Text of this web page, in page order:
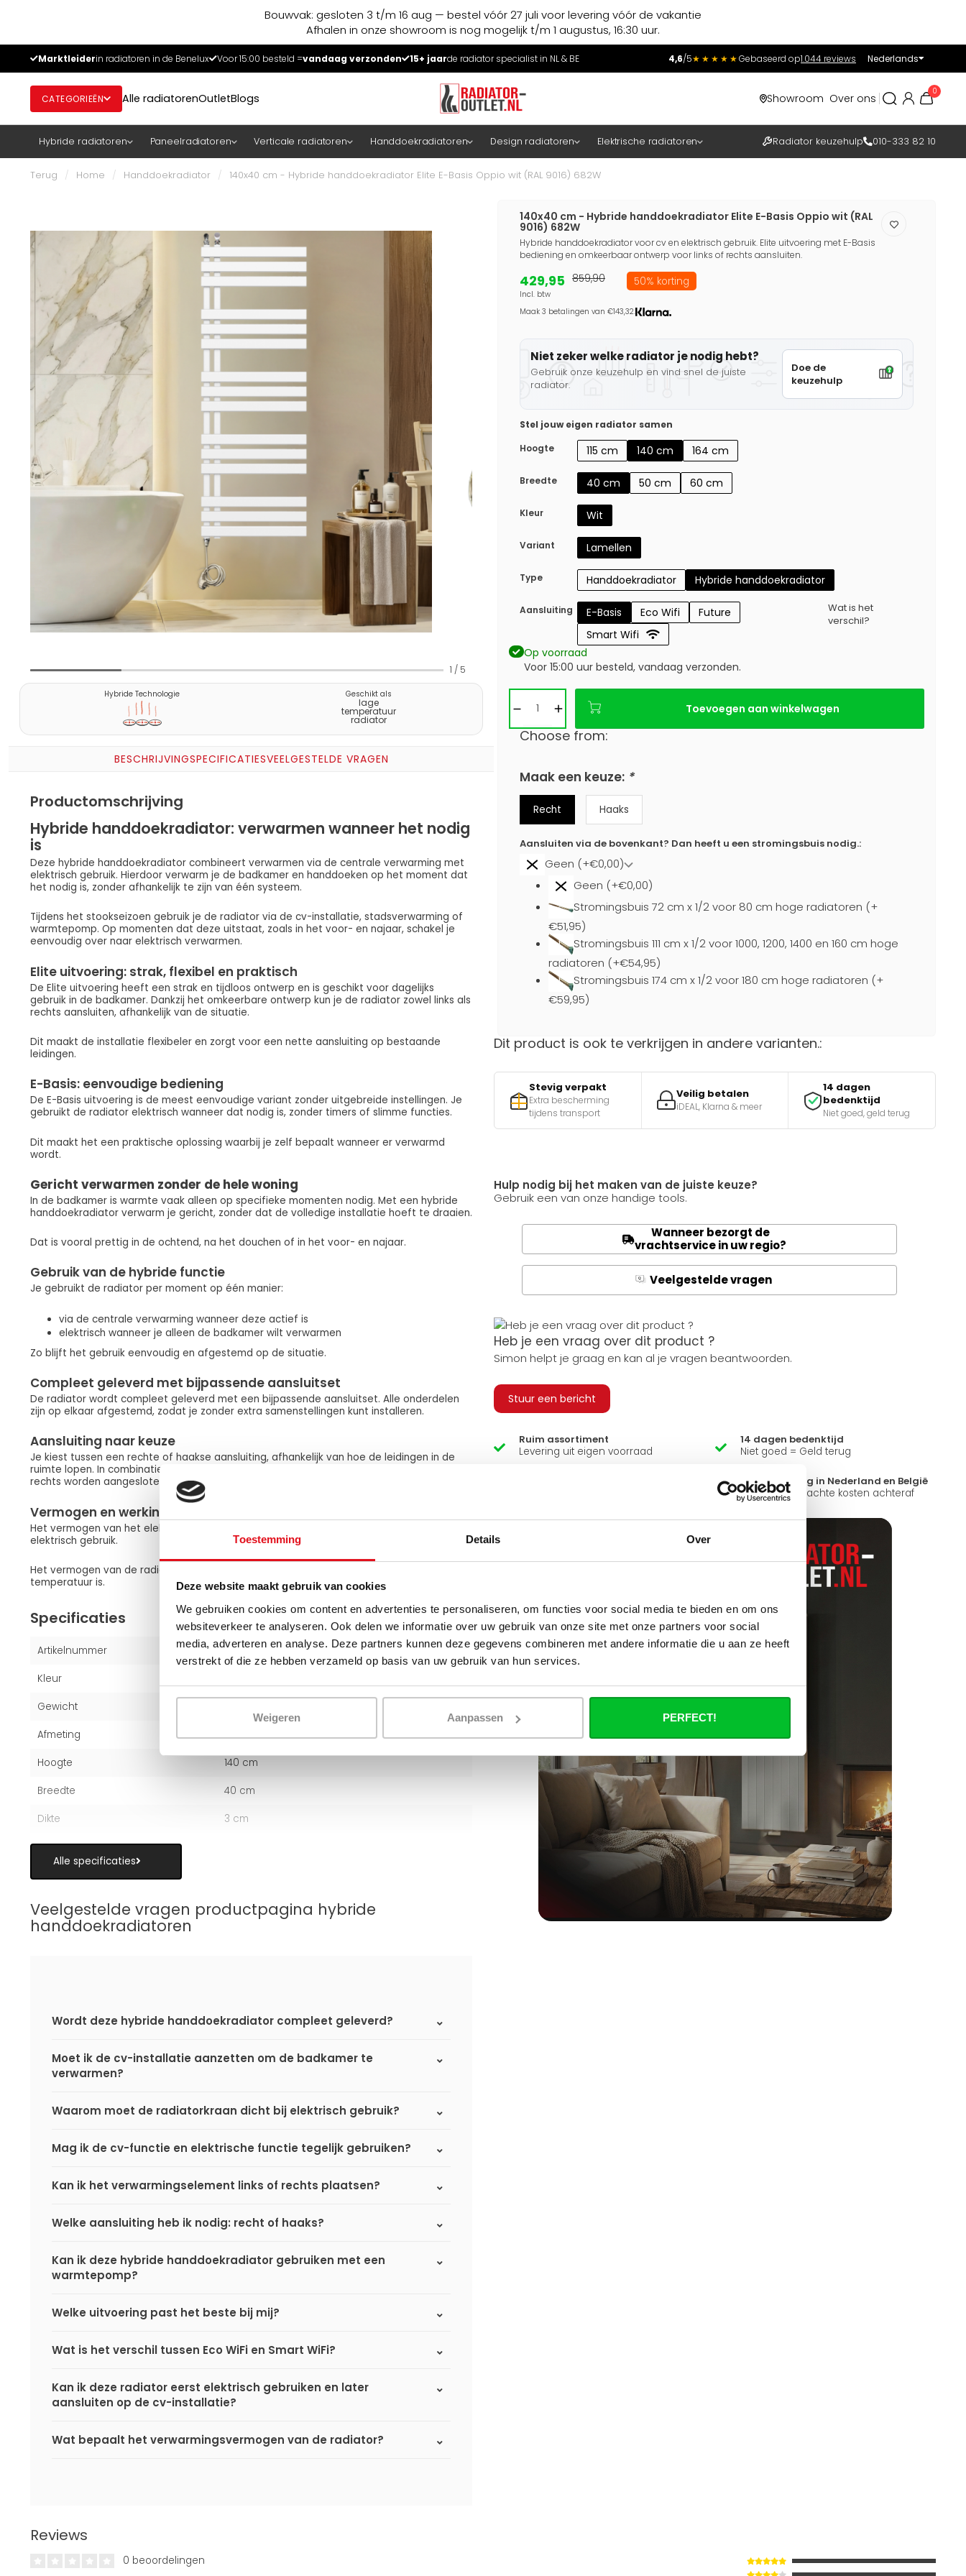
Toestemming Details Over
Deze website maakt gebruik van cookies
We gebruiken cookies om content en advertenties te personaliseren, om functies voor social media te bieden en om ons
websiteverkeer te analyseren. Ook delen we informatie over uw gebruik van onze site met onze partners voor social
media, adverteren en analyse. Deze partners kunnen deze gegevens combineren met andere informatie die u aan ze heeft
verstrekt of die ze hebben verzameld op basis van uw gebruik van hun services.
Weigeren Aanpassen PERFECT!
Bouwvak: gesloten 3 t/m 16 aug — bestel vóór 27 juli voor levering vóór de vakantie
Afhalen in onze showroom is nog mogelijk t/m 1 augustus, 16:30 uur.
Marktleiderin radiatoren in de Benelux Voor 15:00 besteld =vandaag verzonden 15+ jaarde radiator specialist in NL & BE 4,6/5★★★★★Gebaseerd op1.044 reviews Nederlands
CATEGORIEËN Alle radiatorenOutletBlogs Showroom Over ons
0
Hybride radiatoren Paneelradiatoren Verticale radiatoren Handdoekradiatoren Design radiatoren Elektrische radiatoren Radiator keuzehulp 010-333 82 10
Terug / Home / Handdoekradiator / 140x40 cm - Hybride handdoekradiator Elite E-Basis Oppio wit (RAL 9016) 682W
1 / 5
Hybride Technologie Geschikt als
lage
temperatuur
radiator
BESCHRIJVINGSPECIFICATIESVEELGESTELDE VRAGEN
Productomschrijving
Hybride handdoekradiator: verwarmen wanneer het nodig
is
Deze hybride handdoekradiator combineert verwarmen via de centrale verwarming met
elektrisch gebruik. Hierdoor verwarm je de badkamer en handdoeken op het moment dat
het nodig is, zonder afhankelijk te zijn van één systeem.
Tijdens het stookseizoen gebruik je de radiator via de cv-installatie, stadsverwarming of
warmtepomp. Op momenten dat deze uitstaat, zoals in het voor- en najaar, schakel je
eenvoudig over naar elektrisch verwarmen.
Elite uitvoering: strak, flexibel en praktisch
De Elite uitvoering heeft een strak en tijdloos ontwerp en is geschikt voor dagelijks
gebruik in de badkamer. Dankzij het omkeerbare ontwerp kun je de radiator zowel links als
rechts aansluiten, afhankelijk van de situatie.
Dit maakt de installatie flexibeler en zorgt voor een nette aansluiting op bestaande
leidingen.
E-Basis: eenvoudige bediening
De E-Basis uitvoering is de meest eenvoudige variant zonder uitgebreide instellingen. Je
gebruikt de radiator elektrisch wanneer dat nodig is, zonder timers of slimme functies.
Dit maakt het een praktische oplossing waarbij je zelf bepaalt wanneer er verwarmd
wordt.
Gericht verwarmen zonder de hele woning
In de badkamer is warmte vaak alleen op specifieke momenten nodig. Met een hybride
handdoekradiator verwarm je gericht, zonder dat de volledige installatie hoeft te draaien.
Dat is vooral prettig in de ochtend, na het douchen of in het voor- en najaar.
Gebruik van de hybride functie
Je gebruikt de radiator per moment op één manier:
via de centrale verwarming wanneer deze actief is
elektrisch wanneer je alleen de badkamer wilt verwarmen
Zo blijft het gebruik eenvoudig en afgestemd op de situatie.
Compleet geleverd met bijpassende aansluitset
De radiator wordt compleet geleverd met een bijpassende aansluitset. Alle onderdelen
zijn op elkaar afgestemd, zodat je zonder extra samenstellingen kunt installeren.
Aansluiting naar keuze
Je kiest tussen een rechte of haakse aansluiting, afhankelijk van hoe de leidingen in de
ruimte lopen. In combinatie met het omkeerbare ontwerp kan de radiator zowel links als
rechts worden aangesloten.
Vermogen en werking
Het vermogen van het elektrische element bepaalt hoe snel de radiator opwarmt bij
elektrisch gebruik.
Het vermogen van de radiator bepaalt de warmteafgifte in de ruimte zodra deze op
temperatuur is.
Specificaties
Artikelnummer 1001202121
Kleur
Gewicht
Afmeting 140x40 cm
Hoogte 140 cm
Breedte 40 cm
Dikte 3 cm
Alle specificaties
Veelgestelde vragen productpagina hybride
handdoekradiatoren
Wordt deze hybride handdoekradiator compleet geleverd?
Moet ik de cv-installatie aanzetten om de badkamer te
verwarmen?
Waarom moet de radiatorkraan dicht bij elektrisch gebruik?
Mag ik de cv-functie en elektrische functie tegelijk gebruiken?
Kan ik het verwarmingselement links of rechts plaatsen?
Welke aansluiting heb ik nodig: recht of haaks?
Kan ik deze hybride handdoekradiator gebruiken met een
warmtepomp?
Welke uitvoering past het beste bij mij?
Wat is het verschil tussen Eco WiFi en Smart WiFi?
Kan ik deze radiator eerst elektrisch gebruiken en later
aansluiten op de cv-installatie?
Wat bepaalt het verwarmingsvermogen van de radiator?
140x40 cm - Hybride handdoekradiator Elite E-Basis Oppio wit (RAL
9016) 682W
Hybride handdoekradiator voor cv en elektrisch gebruik. Elite uitvoering met E-Basis
bediening en omkeerbaar ontwerp voor links of rechts aansluiten.
429,95
Incl. btw
859,90 50% korting
Maak 3 betalingen van €143,32.
Niet zeker welke radiator je nodig hebt?
Gebruik onze keuzehulp en vind snel de juiste
radiator.
Doe de
keuzehulp
Stel jouw eigen radiator samen
Hoogte
115 cm 140 cm 164 cm
Breedte 40 cm 50 cm 60 cm
Kleur Wit
Variant Lamellen
Type Handdoekradiator Hybride handdoekradiator
Aansluiting E-Basis Eco Wifi
Future
Smart Wifi
Wat is het
verschil?
Op voorraad
Voor 15:00 uur besteld, vandaag verzonden.
Toevoegen aan winkelwagen
Choose from:
Maak een keuze: *
Recht Haaks
Aansluiten via de bovenkant? Dan heeft u een stromingsbuis nodig.:
Geen (+€0,00)
Geen (+€0,00)
Stromingsbuis 72 cm x 1/2 voor 80 cm hoge radiatoren (+
€51,95)
Stromingsbuis 111 cm x 1/2 voor 1000, 1200, 1400 en 160 cm hoge
radiatoren (+€54,95)
Stromingsbuis 174 cm x 1/2 voor 180 cm hoge radiatoren (+
€59,95)
Dit product is ook te verkrijgen in andere varianten.:
Stevig verpakt
Extra bescherming
tijdens transport
Veilig betalen
iDEAL, Klarna & meer
14 dagen
bedenktijd
Niet goed, geld terug
Hulp nodig bij het maken van de juiste keuze?
Gebruik een van onze handige tools.
Wanneer bezorgt de
vrachtservice in uw regio?
Q Veelgestelde vragen
Heb je een vraag over dit product ?
Simon helpt je graag en kan al je vragen beantwoorden.
Stuur een bericht
Ruim assortiment
Levering uit eigen voorraad
14 dagen bedenktijd
Niet goed = Geld terug
Snelle levering in Nederland en België
Geen onverwachte kosten achteraf
Reviews
0 beoordelingen